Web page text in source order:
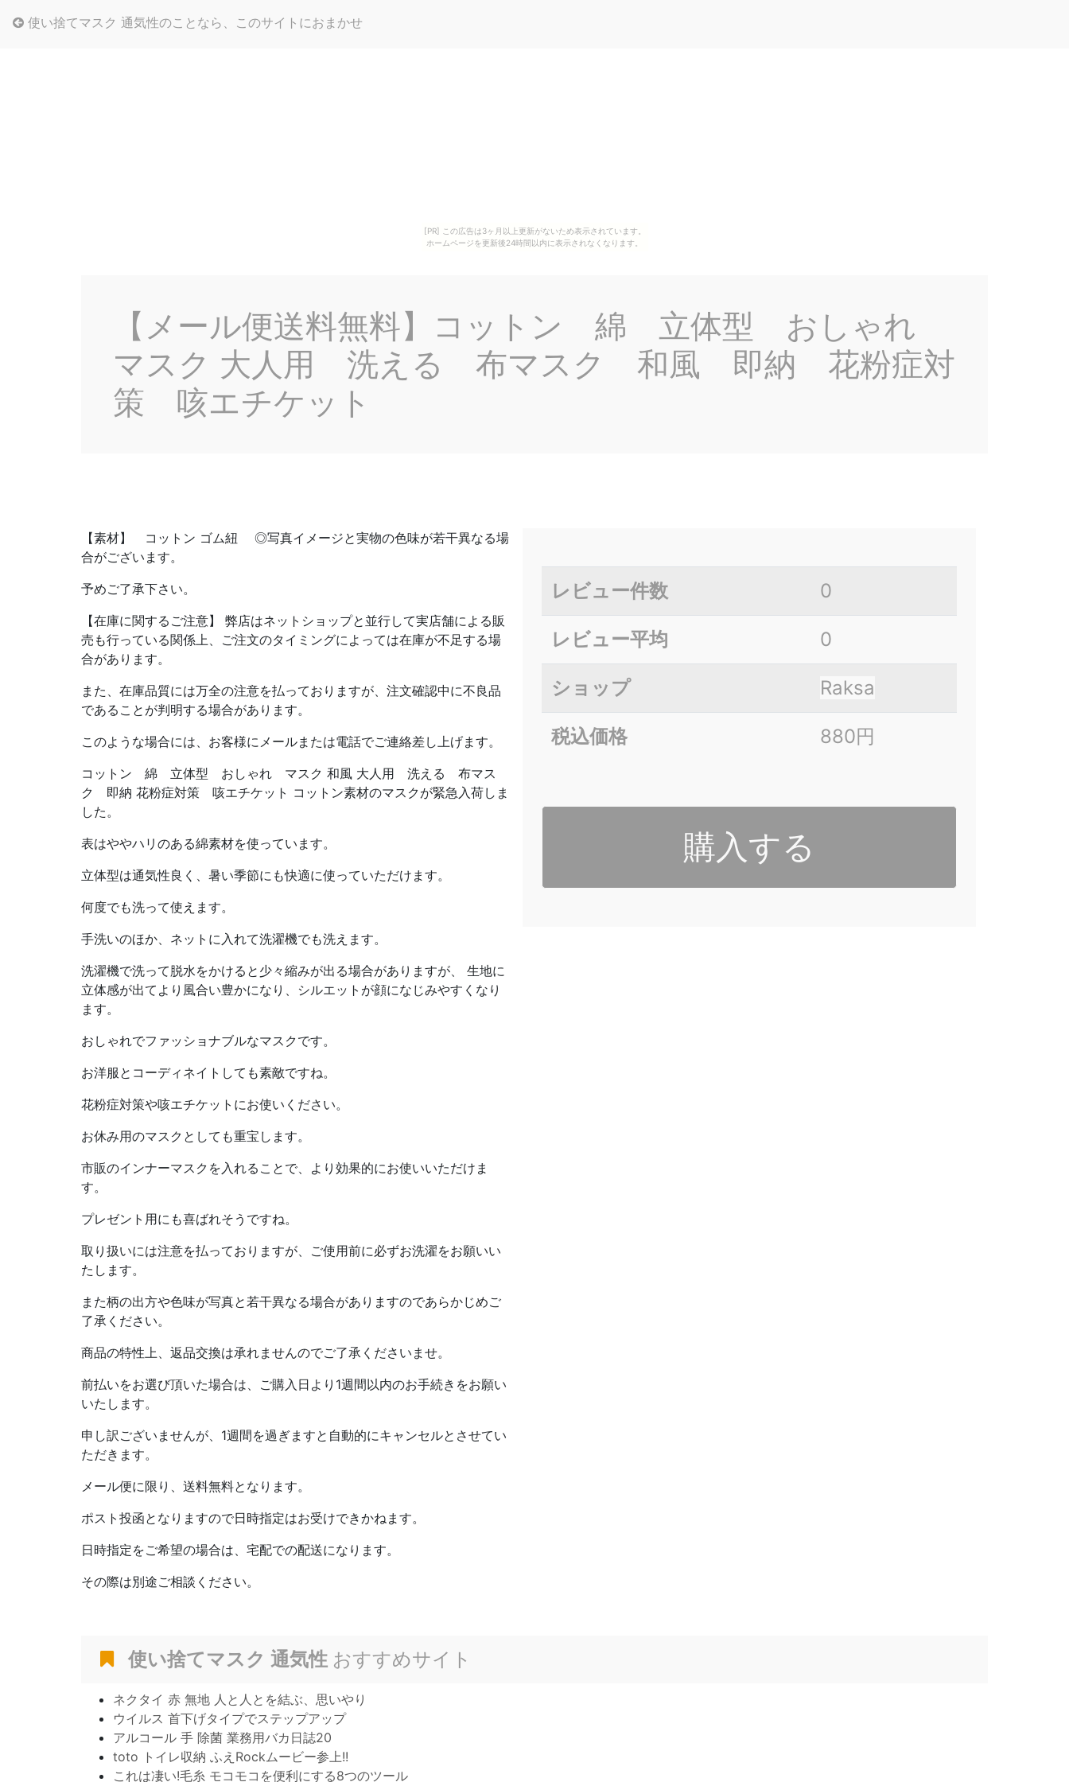
[PR] この広告は3ヶ月以上更新がないため表示されています。
ホームページを更新後24時間以内に表示されなくなります。
使い捨てマスク 通気性のことなら、このサイトにおまかせ
【メール便送料無料】コットン 綿 立体型 おしゃれ
マスク 大人用 洗える 布マスク 和風 即納 花粉症対
策 咳エチケット
【素材】 コットン ゴム紐 ◎写真イメージと実物の色味が若干異なる場
合がございます。
予めご了承下さい。
【在庫に関するご注意】 弊店はネットショップと並行して実店舗による販
売も行っている関係上、ご注文のタイミングによっては在庫が不足する場
合があります。
また、在庫品質には万全の注意を払っておりますが、注文確認中に不良品
であることが判明する場合があります。
このような場合には、お客様にメールまたは電話でご連絡差し上げます。
コットン 綿 立体型 おしゃれ マスク 和風 大人用 洗える 布マス
ク 即納 花粉症対策 咳エチケット コットン素材のマスクが緊急入荷しま
した。
表はややハリのある綿素材を使っています。
立体型は通気性良く、暑い季節にも快適に使っていただけます。
何度でも洗って使えます。
手洗いのほか、ネットに入れて洗濯機でも洗えます。
洗濯機で洗って脱水をかけると少々縮みが出る場合がありますが、 生地に
立体感が出てより風合い豊かになり、シルエットが顔になじみやすくなり
ます。
おしゃれでファッショナブルなマスクです。
お洋服とコーディネイトしても素敵ですね。
花粉症対策や咳エチケットにお使いください。
お休み用のマスクとしても重宝します。
市販のインナーマスクを入れることで、より効果的にお使いいただけま
す。
プレゼント用にも喜ばれそうですね。
取り扱いには注意を払っておりますが、ご使用前に必ずお洗濯をお願いい
たします。
また柄の出方や色味が写真と若干異なる場合がありますのであらかじめご
了承ください。
商品の特性上、返品交換は承れませんのでご了承くださいませ。
前払いをお選び頂いた場合は、ご購入日より1週間以内のお手続きをお願い
いたします。
申し訳ございませんが、1週間を過ぎますと自動的にキャンセルとさせてい
ただきます。
メール便に限り、送料無料となります。
ポスト投函となりますので日時指定はお受けできかねます。
日時指定をご希望の場合は、宅配での配送になります。
その際は別途ご相談ください。
レビュー件数 0
レビュー平均 0
ショップ Raksa
税込価格 880円
購入する
使い捨てマスク 通気性 おすすめサイト
ネクタイ 赤 無地 人と人とを結ぶ、思いやり
ウイルス 首下げタイプでステップアップ
アルコール 手 除菌 業務用バカ日誌20
toto トイレ収納 ふえRockムービー参上!!
これは凄い!毛糸 モコモコを便利にする8つのツール